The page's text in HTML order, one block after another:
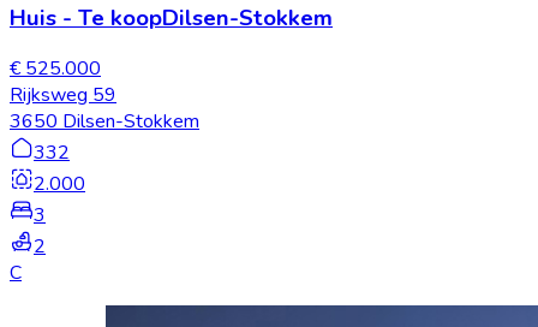
Huis - Te koopDilsen-Stokkem
€ 525.000
Rijksweg 59
3650 Dilsen-Stokkem
332
2.000
3
2
C